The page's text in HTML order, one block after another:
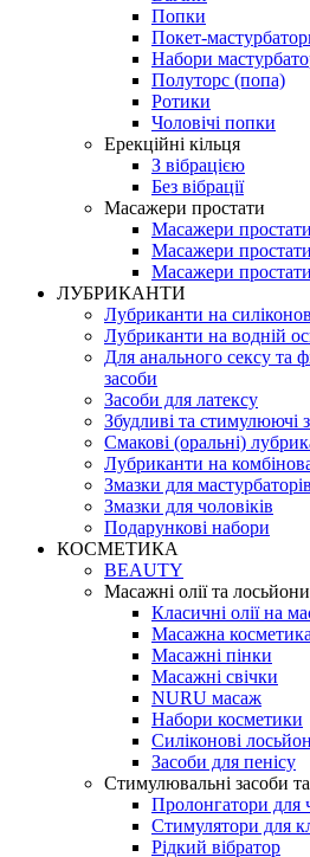
Попки
Покет-
Набори
Полуторс (попа)
Ротики
Чоловічі попки
Ерекційні кільця
З вібрацією
Без вібрації
Масажери простати
Масажери
Масажери
Масажери простати
ЛУБРИКАНТИ
Лубриканти на
Лубриканти на водній
Для анального сексу та
засоби
Засоби для латексу
Збудливі та стимулюючі
Смакові (оральні)
Лубриканти на
Змазки для мастурбаторів
Змазки для чоловіків
Подарункові набори
КОСМЕТИКА
BEAUTY
Масажні олії та лосьйони
Класичні олії на
Масажна косметика
Масажні пінки
Масажні свічки
NURU масаж
Набори косметики
Силіконові
Засоби для пенісу
Стимулювальні засоби
Пролонгатори для
Стимулятори для
Рідкий вібратор